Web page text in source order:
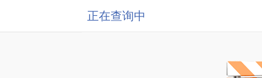
正在查询中